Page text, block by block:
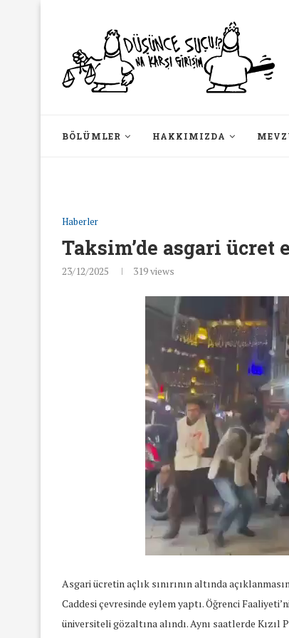
BÖLÜMLER HAKKIMIZDA
Haberler
Taksim’de asgari
23/12/2025 319views
Asgari ücretin açlık sınırının altında
Caddesi çevresinde eylem yaptı. Öğrenci
üniversiteli gözaltına alındı. Aynı saatlerde